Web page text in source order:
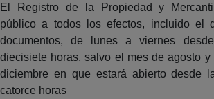
El Registro de la Propiedad y
público a todos los efectos, incluido el
documentos, de lunes a viernes
diecisiete horas, salvo el mes de agosto
diciembre en que estará abierto desde
catorce horas